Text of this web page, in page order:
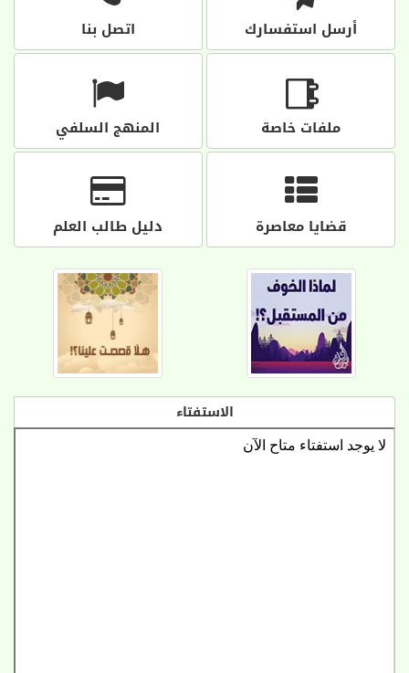
أرسل استفسارك اتصل بنا
ملفات خاصة المنهج السلفي
قضايا معاصرة دليل طالب العلم
الاستفتاء